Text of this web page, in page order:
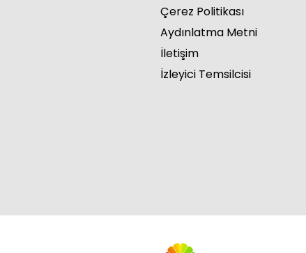
Çerez Politikası
Aydınlatma Metni
İletişim
İzleyici Temsilcisi